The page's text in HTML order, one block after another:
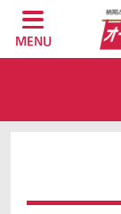
MENU